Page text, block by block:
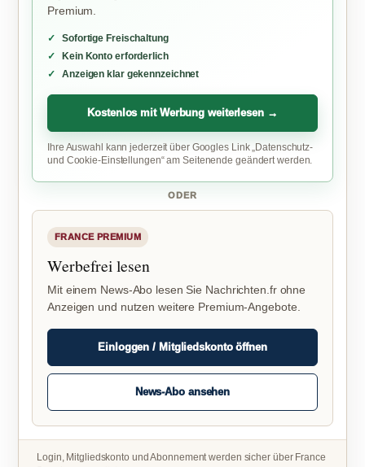
Premium.
Sofortige Freischaltung
Kein Konto erforderlich
Anzeigen klar gekennzeichnet
Kostenlos mit Werbung weiterlesen →
Ihre Auswahl kann jederzeit über Googles Link „Datenschutz-
und Cookie-Einstellungen“ am Seitenende geändert werden.
ODER
FRANCE PREMIUM
Werbefrei lesen
Mit einem News-Abo lesen Sie Nachrichten.fr ohne
Anzeigen und nutzen weitere Premium-Angebote.
Einloggen / Mitgliedskonto öffnen
News-Abo ansehen
Login, Mitgliedskonto und Abonnement werden sicher über France